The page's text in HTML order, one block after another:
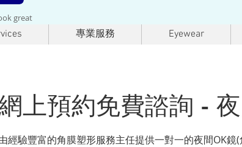
great
專業服務 Eyewear
上預約免費諮詢 -
經驗豐富的角膜塑形服務主任提供一對一的夜間OK鏡